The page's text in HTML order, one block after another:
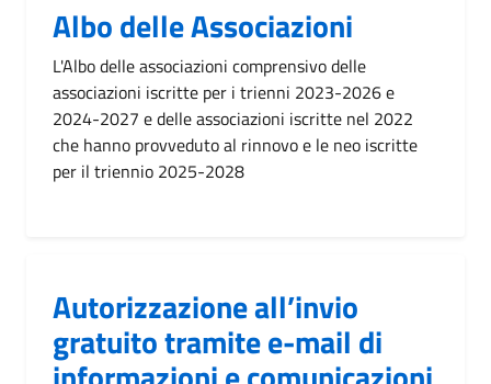
Albo delle Associazioni
L'Albo delle associazioni comprensivo delle
associazioni iscritte per i trienni 2023-2026 e
2024-2027 e delle associazioni iscritte nel 2022
che hanno provveduto al rinnovo e le neo iscritte
per il triennio 2025-2028
Autorizzazione all’invio
gratuito tramite e-mail di